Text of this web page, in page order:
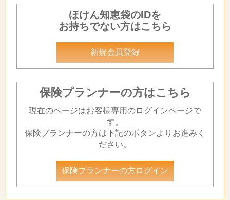
ほけん知恵袋のIDを
お持ちでない方はこちら
新規会員登録
保険プランナーの方はこちら
現在のページはお客様専用のログインページで
す。
保険プランナーの方は下記のボタンよりお進みく
ださい。
保険プランナーの方ログイン